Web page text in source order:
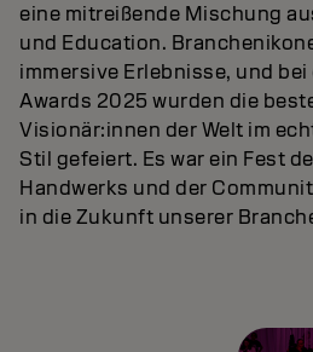
eine mitreißende Mischung
und Education.
immersive Erlebnisse, und
Awards 2025 wurden die
Visionär:innen der Welt im
Stil gefeiert. Es war ein Fest
Handwerks und der
in die Zukunft unserer